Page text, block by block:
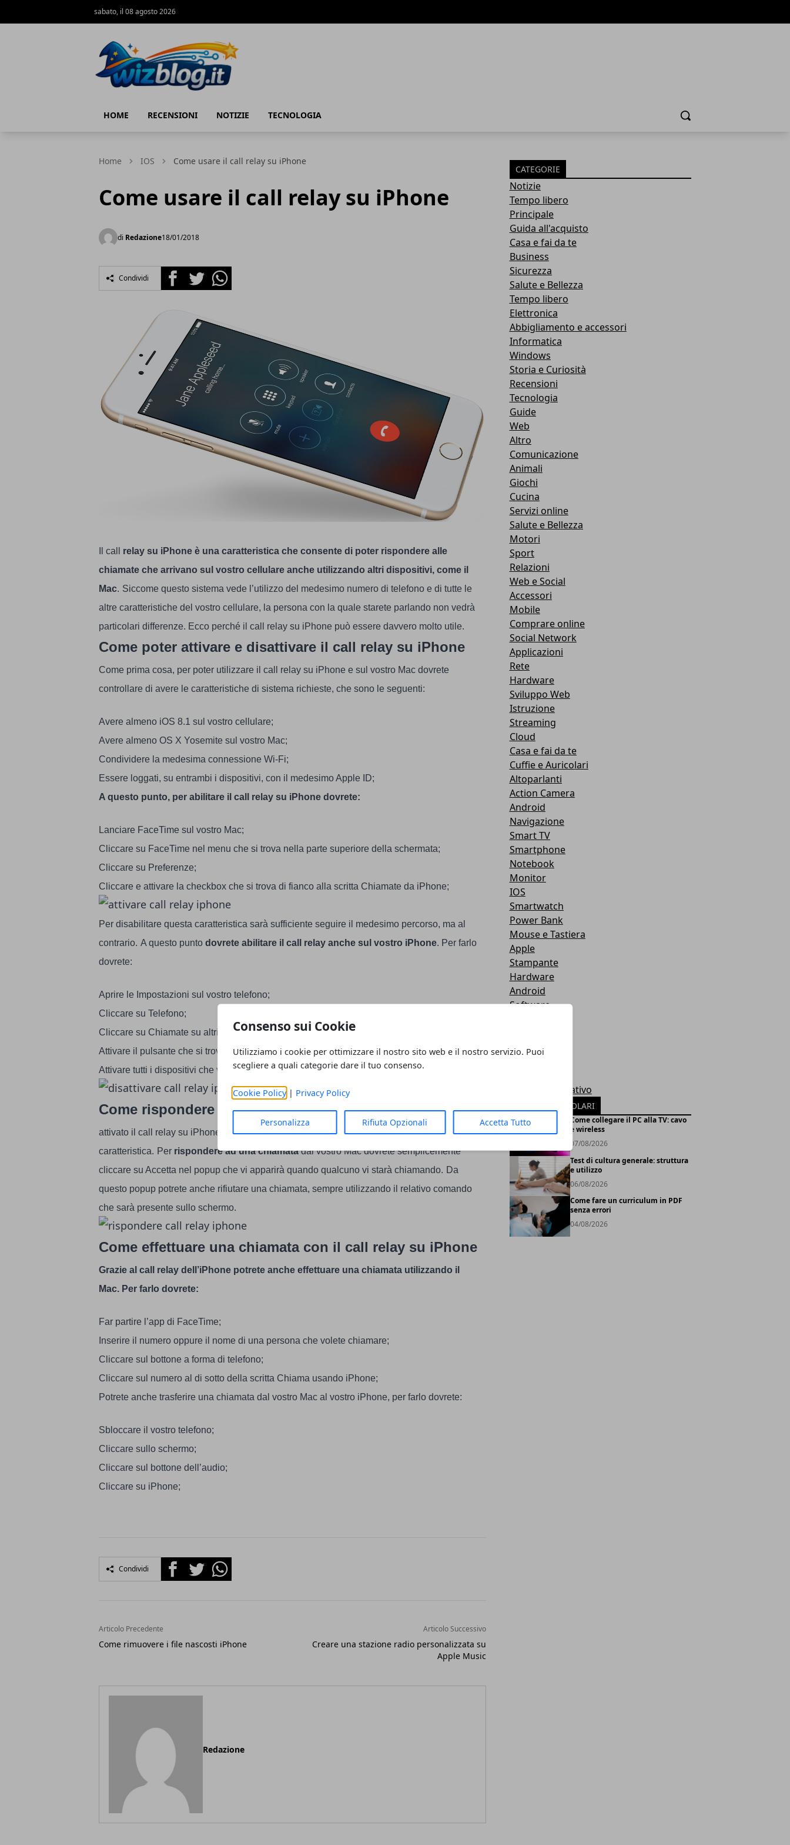
Consenso sui Cookie
Utilizziamo i cookie per ottimizzare il nostro sito web e il nostro servizio. Puoi
scegliere a quali categorie dare il tuo consenso.
Cookie Policy| Privacy Policy
Personalizza Rifiuta Opzionali Accetta Tutto
sabato, il 08 agosto 2026
HOME RECENSIONI NOTIZIE TECNOLOGIA Cerca
Home IOS Come usare il call relay su iPhone
Come usare il call relay su iPhone
di Redazione18/01/2018
Condividi FacebookTwitterWhatsapp
Il call relay su iPhone è una caratteristica che consente di poter rispondere alle
chiamate che arrivano sul vostro cellulare anche utilizzando altri dispositivi, come il
Mac. Siccome questo sistema vede l’utilizzo del medesimo numero di telefono e di tutte le
altre caratteristiche del vostro cellulare, la persona con la quale starete parlando non vedrà
particolari differenze. Ecco perché il call relay su iPhone può essere davvero molto utile.
Come poter attivare e disattivare il call relay su iPhone
Come prima cosa, per poter utilizzare il call relay su iPhone e sul vostro Mac dovrete
controllare di avere le caratteristiche di sistema richieste, che sono le seguenti:
Avere almeno iOS 8.1 sul vostro cellulare;
Avere almeno OS X Yosemite sul vostro Mac;
Condividere la medesima connessione Wi-Fi;
Essere loggati, su entrambi i dispositivi, con il medesimo Apple ID;
A questo punto, per abilitare il call relay su iPhone dovrete:
Lanciare FaceTime sul vostro Mac;
Cliccare su FaceTime nel menu che si trova nella parte superiore della schermata;
Cliccare su Preferenze;
Cliccare e attivare la checkbox che si trova di fianco alla scritta Chiamate da iPhone;
Per disabilitare questa caratteristica sarà sufficiente seguire il medesimo percorso, ma al
contrario. A questo punto dovrete abilitare il call relay anche sul vostro iPhone. Per farlo
dovrete:
Aprire le Impostazioni sul vostro telefono;
Cliccare su Telefono;
Cliccare su Chiamate su altri dispositivi;
Attivare il pulsante che si trova di fianco a Consenti chiamate su altri dispositivi;
Attivare tutti i dispositivi che vi possono interessare;
Come rispondere ad una chiamata dal vostro Mac Dopo aver
attivato il call relay su iPhone e sul vostro Mac potrete iniziare ad utilizzare questa nuova
caratteristica. Per rispondere ad una chiamatadal vostro Mac dovrete semplicemente
cliccare su Accetta nel popup che vi apparirà quando qualcuno vi starà chiamando. Da
questo popup potrete anche rifiutare una chiamata, sempre utilizzando il relativo comando
che sarà presente sullo schermo.
Come effettuare una chiamata con il call relay su iPhone
Grazie al call relay dell’iPhone potrete anche effettuare una chiamata utilizzando il
Mac. Per farlo dovrete:
Far partire l’app di FaceTime;
Inserire il numero oppure il nome di una persona che volete chiamare;
Cliccare sul bottone a forma di telefono;
Cliccare sul numero al di sotto della scritta Chiama usando iPhone;
Potrete anche trasferire una chiamata dal vostro Mac al vostro iPhone, per farlo dovrete:
Sbloccare il vostro telefono;
Cliccare sullo schermo;
Cliccare sul bottone dell’audio;
Cliccare su iPhone;
Condividi FacebookTwitterWhatsapp
Articolo Precedente
Come rimuovere i file nascosti iPhone
Articolo Successivo
Creare una stazione radio personalizzata su
Apple Music
Redazione
CATEGORIE
Notizie
Tempo libero
Principale
Guida all'acquisto
Casa e fai da te
Business
Sicurezza
Salute e Bellezza
Tempo libero
Elettronica
Abbigliamento e accessori
Informatica
Windows
Storia e Curiosità
Recensioni
Tecnologia
Guide
Web
Altro
Comunicazione
Animali
Giochi
Cucina
Servizi online
Salute e Bellezza
Motori
Sport
Relazioni
Web e Social
Accessori
Mobile
Comprare online
Social Network
Applicazioni
Rete
Hardware
Sviluppo Web
Istruzione
Streaming
Cloud
Casa e fai da te
Cuffie e Auricolari
Altoparlanti
Action Camera
Android
Navigazione
Smart TV
Smartphone
Notebook
Monitor
IOS
Smartwatch
Power Bank
Mouse e Tastiera
Apple
Stampante
Hardware
Android
Software
Giochi
Sistema Operativo
ARTICOLI POPOLARI
Come collegare il PC alla TV: cavo
e wireless
07/08/2026
Test di cultura generale: struttura
e utilizzo
06/08/2026
Come fare un curriculum in PDF
senza errori
04/08/2026